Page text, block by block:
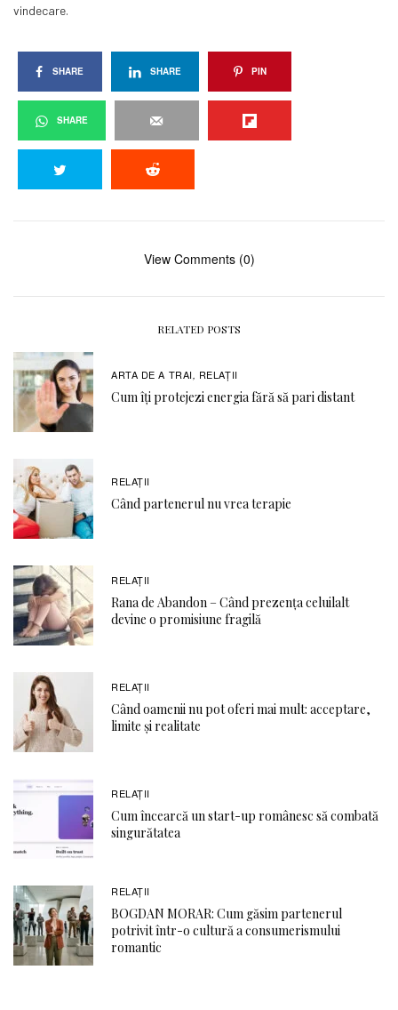
vindecare.
SHARE SHARE PIN
SHARE
View Comments (0)
RELATED POSTS
ARTA DE A TRAI, RELAŢII
Cum îți protejezi energia fără să pari distant
RELAŢII
Când partenerul nu vrea terapie
RELAŢII
Rana de Abandon – Când prezența celuilalt
devine o promisiune fragilă
RELAŢII
Când oamenii nu pot oferi mai mult: acceptare,
limite și realitate
RELAŢII
Cum încearcă un start-up românesc să combată
singurătatea
RELAŢII
BOGDAN MORAR: Cum găsim partenerul
potrivit într-o cultură a consumerismului
romantic